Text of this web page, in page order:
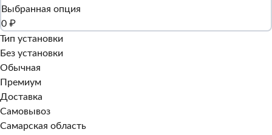
Выбранная опция
0 ₽
Тип установки
Без установки
Обычная
Премиум
Доставка
Самовывоз
Самарская область